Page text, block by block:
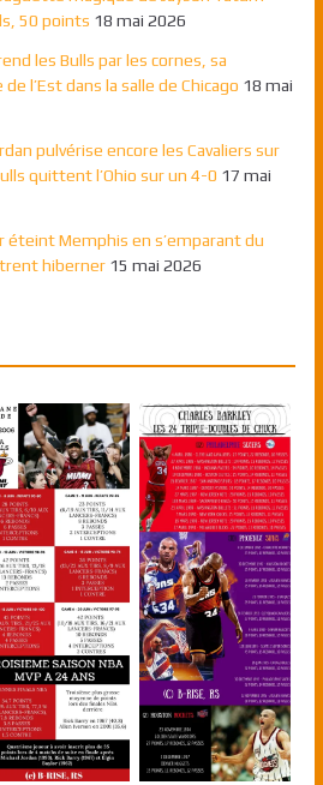
50 points 18 mai 2026
les Bulls par les cornes, sa
l’Est dans la salle de Chicago 18 mai
pulvérise encore les Cavaliers sur
quittent l’Ohio sur un 4-0 17 mai
éteint Memphis en s’emparant du
hiberner 15 mai 2026